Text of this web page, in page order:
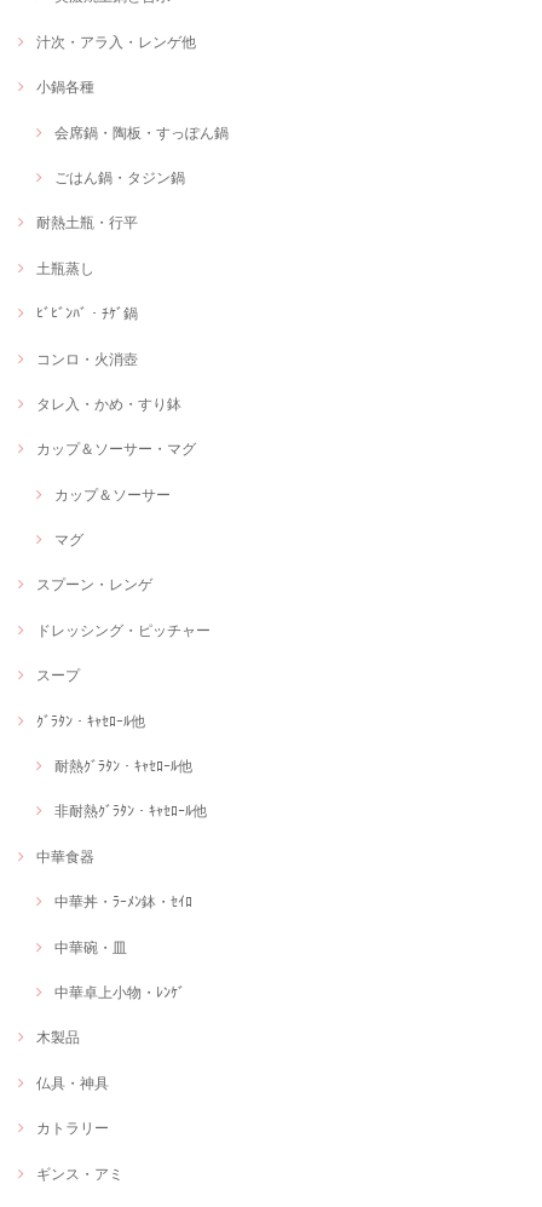
汁次・アラ入・レンゲ他
小鍋各種
会席鍋・陶板・すっぽん鍋
ごはん鍋・タジン鍋
耐熱土瓶・行平
土瓶蒸し
ﾋﾞﾋﾞﾝﾊﾞ・ﾁｹﾞ鍋
コンロ・火消壺
タレ入・かめ・すり鉢
カップ＆ソーサー・マグ
カップ＆ソーサー
マグ
スプーン・レンゲ
ドレッシング・ピッチャー
スープ
ｸﾞﾗﾀﾝ・ｷｬｾﾛｰﾙ他
耐熱ｸﾞﾗﾀﾝ・ｷｬｾﾛｰﾙ他
非耐熱ｸﾞﾗﾀﾝ・ｷｬｾﾛｰﾙ他
中華食器
中華丼・ﾗｰﾒﾝ鉢・ｾｲﾛ
中華碗・皿
中華卓上小物・ﾚﾝｹﾞ
木製品
仏具・神具
カトラリー
ギンス・アミ